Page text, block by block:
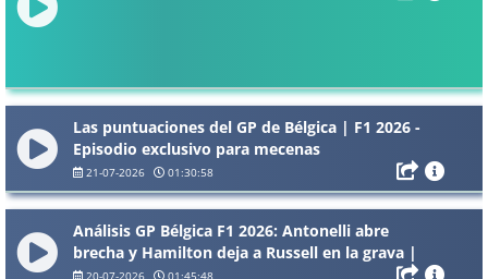
Las puntuaciones del GP de Bélgica | F1 2026 -
Episodio exclusivo para mecenas
21-07-2026 01:30:58
Análisis GP Bélgica F1 2026: Antonelli abre
brecha y Hamilton deja a Russell en la grava |
¿Adiós al peor Aston Martin?
20-07-2026 01:45:48